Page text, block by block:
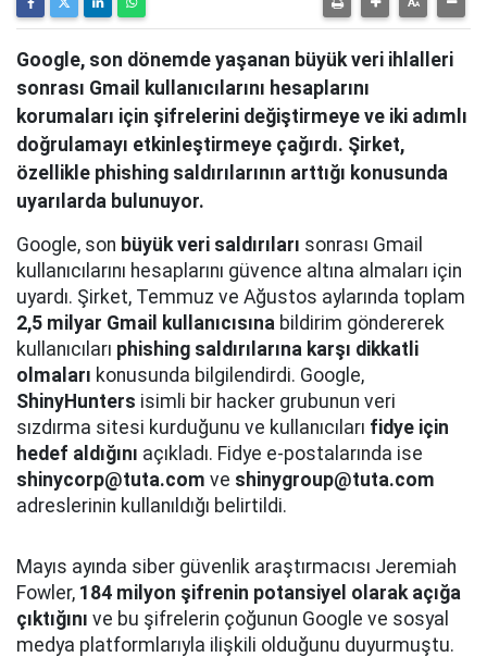
Google, son dönemde yaşanan büyük veri ihlalleri
sonrası Gmail kullanıcılarını hesaplarını
korumaları için şifrelerini değiştirmeye ve iki adımlı
doğrulamayı etkinleştirmeye çağırdı. Şirket,
özellikle phishing saldırılarının arttığı konusunda
uyarılarda bulunuyor.
Google, son büyük veri saldırıları sonrası Gmail
kullanıcılarını hesaplarını güvence altına almaları için
uyardı. Şirket, Temmuz ve Ağustos aylarında toplam
2,5 milyar Gmail kullanıcısına bildirim göndererek
kullanıcıları phishing saldırılarına karşı dikkatli
olmaları konusunda bilgilendirdi. Google,
ShinyHunters isimli bir hacker grubunun veri
sızdırma sitesi kurduğunu ve kullanıcıları fidye için
hedef aldığını açıkladı. Fidye e-postalarında ise
shinycorp@tuta.com ve shinygroup@tuta.com
adreslerinin kullanıldığı belirtildi.
Mayıs ayında siber güvenlik araştırmacısı Jeremiah
Fowler, 184 milyon şifrenin potansiyel olarak açığa
çıktığını ve bu şifrelerin çoğunun Google ve sosyal
medya platformlarıyla ilişkili olduğunu duyurmuştu.